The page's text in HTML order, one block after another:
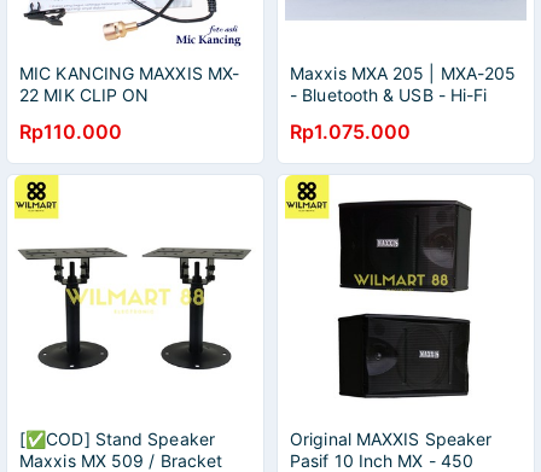
MIC KANCING MAXXIS MX-
22 MIK CLIP ON
10 METER MIKROPON
CONDENSOR
Rp110.000
Maxxis MXA 205 | MXA-205
- Bluetooth & USB - Hi-Fi
Power Echo System
Rp1.075.000
[✅COD] Stand Speaker
Maxxis MX 509 / Bracket
Original MAXXIS Speaker
Pasif 10 Inch MX - 450